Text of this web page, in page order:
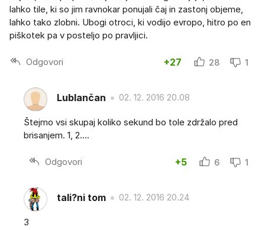
lahko tile, ki so jim ravnokar ponujali čaj in zastonj objeme,
lahko tako zlobni. Ubogi otroci, ki vodijo evropo, hitro po en
piškotek pa v posteljo po pravljici.
Odgovori +27 28 1
Lublančan 02. 12. 2016 20.08
Štejmo vsi skupaj koliko sekund bo tole zdržalo pred
brisanjem. 1, 2....
Odgovori +5 6 1
tali?ni tom 02. 12. 2016 20.24
3